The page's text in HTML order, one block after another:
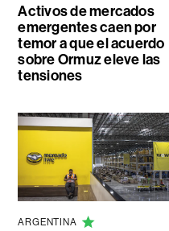
Activos de mercados
emergentes caen por
temor a que el acuerdo
sobre Ormuz eleve las
tensiones
ARGENTINA